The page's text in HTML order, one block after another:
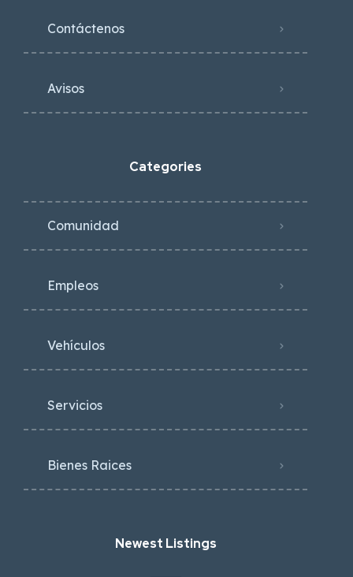
Contáctenos
Avisos
Categories
Comunidad
Empleos
Vehículos
Servicios
Bienes Raices
Newest Listings​